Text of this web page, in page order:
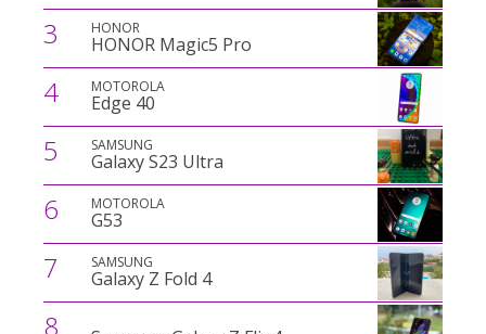
3 HONOR
HONOR Magic5 Pro
4 MOTOROLA
Edge 40
5 SAMSUNG
Galaxy S23 Ultra
6 MOTOROLA
G53
7 SAMSUNG
Galaxy Z Fold 4
8